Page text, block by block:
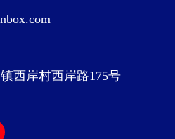
西岸村西岸路175号